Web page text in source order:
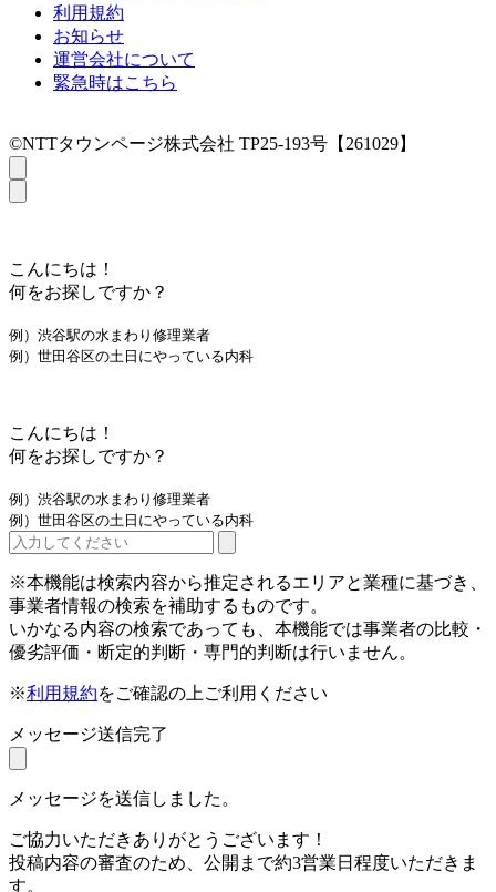
利用規約
お知らせ
運営会社について
緊急時はこちら
©NTTタウンページ株式会社 TP25-193号【261029】
こんにちは！
何をお探しですか？
例）渋谷駅の水まわり修理業者
例）世田谷区の土日にやっている内科
こんにちは！
何をお探しですか？
例）渋谷駅の水まわり修理業者
例）世田谷区の土日にやっている内科
※本機能は検索内容から推定されるエリアと業種に基づき、
事業者情報の検索を補助するものです。
いかなる内容の検索であっても、本機能では事業者の比較・
優劣評価・断定的判断・専門的判断は行いません。
※利用規約をご確認の上ご利用ください
メッセージ送信完了
メッセージを送信しました。
ご協力いただきありがとうございます！
投稿内容の審査のため、公開まで約3営業日程度いただきま
す。